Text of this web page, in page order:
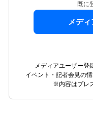
既に
メデ
メディアユーザー登
イベント・記者会見の
※内容はプレ